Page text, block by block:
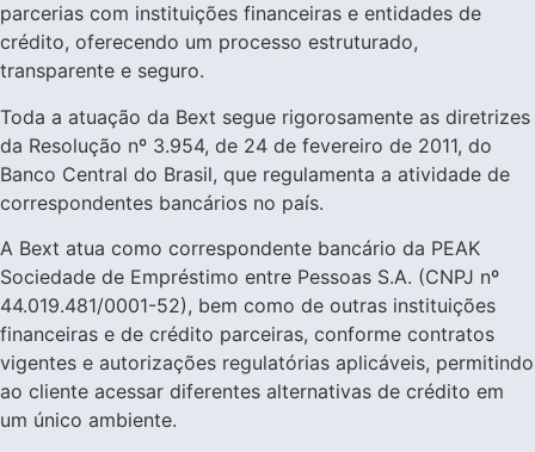
parcerias com instituições financeiras e entidades de
crédito, oferecendo um processo estruturado,
transparente e seguro.
Toda a atuação da Bext segue rigorosamente as diretrizes
da Resolução nº 3.954, de 24 de fevereiro de 2011, do
Banco Central do Brasil, que regulamenta a atividade de
correspondentes bancários no país.
A Bext atua como correspondente bancário da PEAK
Sociedade de Empréstimo entre Pessoas S.A. (CNPJ nº
44.019.481/0001-52), bem como de outras instituições
financeiras e de crédito parceiras, conforme contratos
vigentes e autorizações regulatórias aplicáveis, permitindo
ao cliente acessar diferentes alternativas de crédito em
um único ambiente.